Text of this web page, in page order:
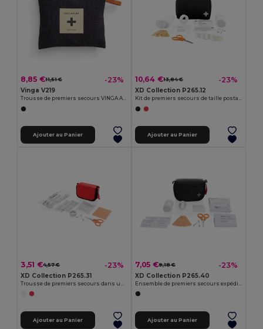
8,85 €11,51 € -23%
Vinga V219
Trousse de premiers secours VINGA Asado
Ajouter au Panier
10,64 €13,84 € -23%
XD Collection P265.12
Kit de premiers secours de taille postale
Ajouter au Panier
3,51 €4,57 € -23%
XD Collection P265.31
Trousse de premiers secours dans une pochette
Ajouter au Panier
7,05 €9,18 € -23%
XD Collection P265.40
Ensemble de premiers secours expédiable dans une pochette en nubuck recyclé RCS.
Ajouter au Panier